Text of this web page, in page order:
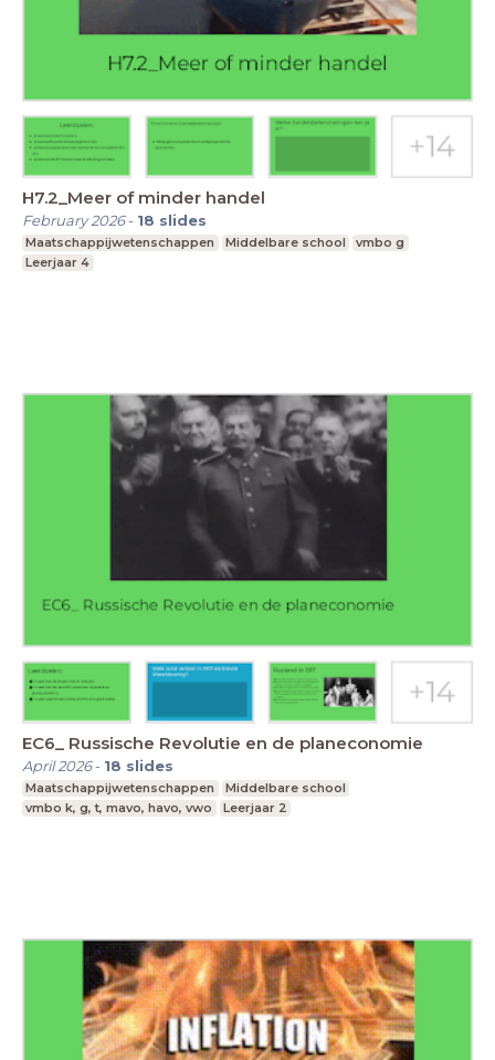
H7.2_Meer of minder handel
February 2026- 18 slides
Maatschappijwetenschappen Middelbare school
vmbo g
Leerjaar 4
EC6_ Russische Revolutie en de planeconomie
April 2026- 18 slides
Maatschappijwetenschappen
Middelbare school
vmbo k, g, t, mavo, havo, vwo
Leerjaar 2